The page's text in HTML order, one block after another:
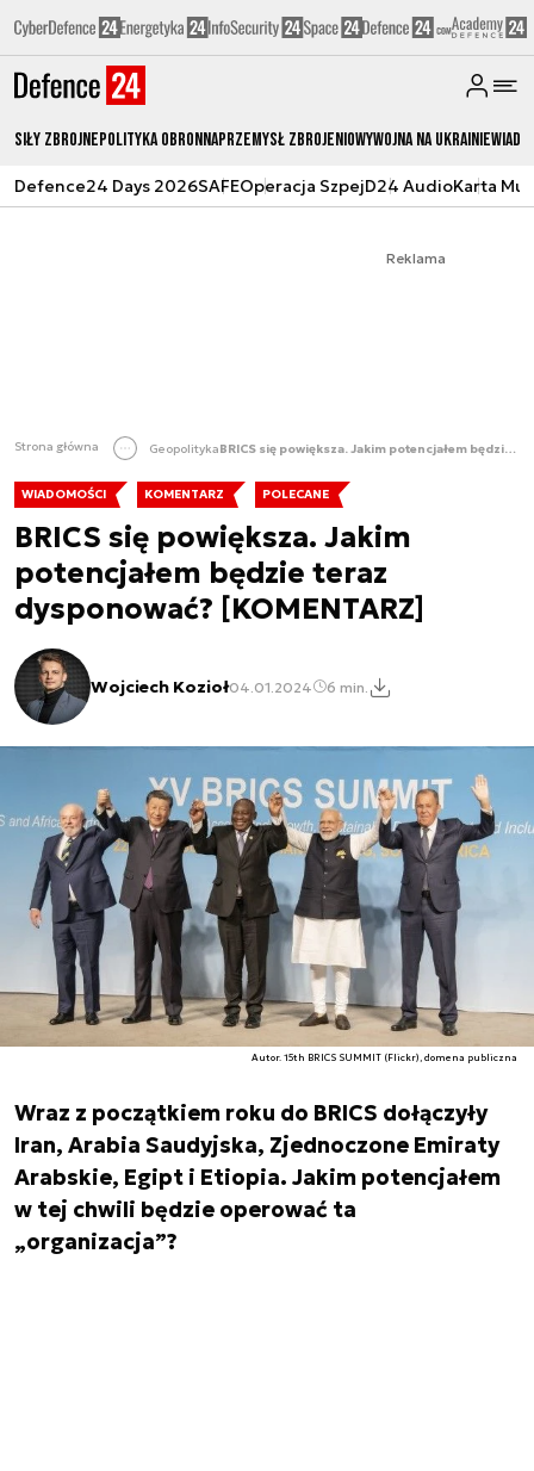
Siły zbrojnePolityka obronnaPrzemysł ZbrojeniowyWojna na Ukrainie
Defence24 Days 2026SAFEOperacja SzpejD24 AudioKarta
Reklama
Strona główna Geopolityka BRICS się powiększa. Jakim potencjałem będzie teraz dysponować? [KOMENTARZ]
WIADOMOŚCI KOMENTARZ POLECANE
BRICS się powiększa. Jakim
potencjałem będzie teraz
dysponować? [KOMENTARZ]
Wojciech Kozioł04.01.2024 6 min.
Autor. 15th BRICS SUMMIT (Flickr), domena publiczna
Wraz z początkiem roku do BRICS dołączyły
Iran, Arabia Saudyjska, Zjednoczone Emiraty
Arabskie, Egipt i Etiopia. Jakim potencjałem
w tej chwili będzie operować ta
„organizacja”?